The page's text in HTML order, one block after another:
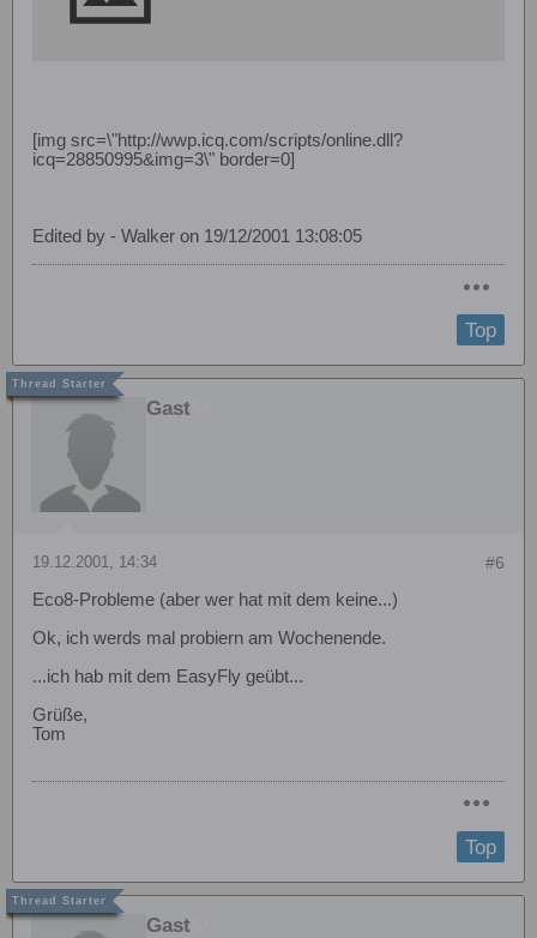
[img src=\"http://wwp.icq.com/scripts/online.dll?
icq=28850995&img=3\" border=0]
Edited by - Walker on 19/12/2001 13:08:05
Top
Gast
#6
19.12.2001, 14:34
Eco8-Probleme (aber wer hat mit dem keine...)
Ok, ich werds mal probiern am Wochenende.
...ich hab mit dem EasyFly geübt...
Grüße,
Tom
Top
Gast